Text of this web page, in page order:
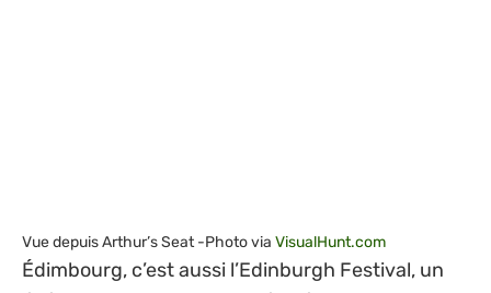
Vue depuis Arthur’s Seat -Photo via VisualHunt.com
Édimbourg, c’est aussi l’Edinburgh Festival, un